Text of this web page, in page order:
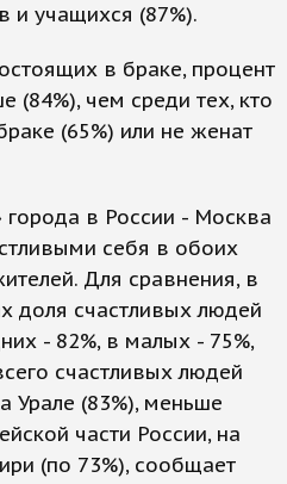
и учащихся (87%).
в браке, процент
(84%), чем среди тех, кто
(65%) или не женат
в России - Москва
себя в обоих
Для сравнения, в
доля счастливых людей
- 82%, в малых - 75%,
счастливых людей
Урале (83%), меньше
части России, на
(по 73%), сообщает